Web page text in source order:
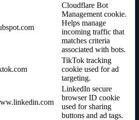
Cloudflare Bot
Management cookie.
Helps manage
incoming traffic that
matches criteria
associated with bots.
TikTok tracking
cookie used for ad
targeting.
LinkedIn secure
browser ID cookie
used for sharing
buttons and ad tags.